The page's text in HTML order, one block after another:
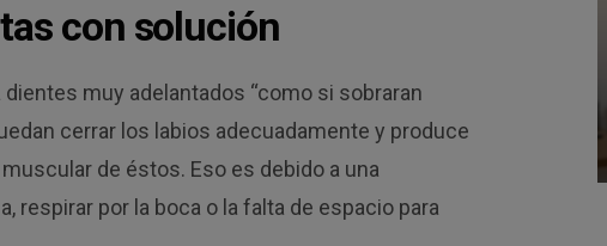
con solución
dientes muy adelantados “como si sobraran
cerrar los labios adecuadamente y produce
de éstos. Eso es debido a una
respirar por la boca o la falta de espacio para